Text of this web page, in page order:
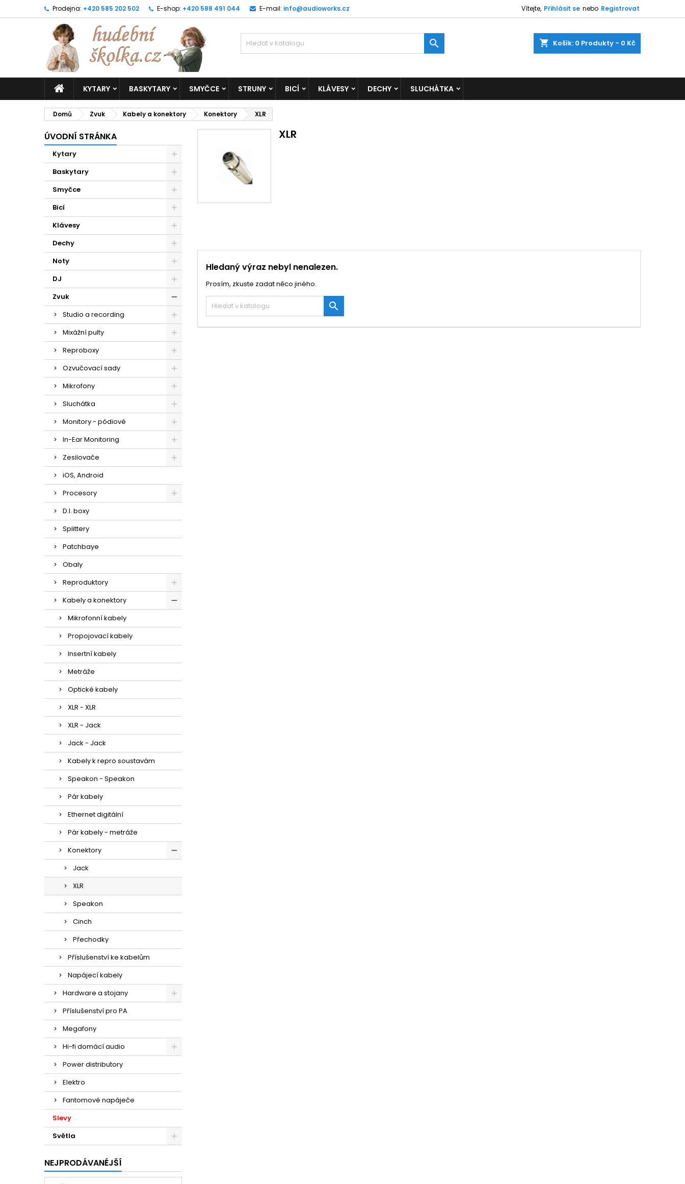
Prodejna: +420 585 202 502 E-shop: +420 588 491 044 E-mail: info@audioworks.cz Vítejte, Přihlásit se nebo Registrovat
shopping_cart Košík: 0 Produkty - 0 Kč

KYTARY BASKYTARY SMYČCE STRUNY BICÍ KLÁVESY DECHY SLUCHÁTKA
Domů Zvuk Kabely a konektory Konektory XLR
ÚVODNÍ STRÁNKA
Kytary
Baskytary
Smyčce
Bicí
Klávesy
Dechy
Noty
DJ
Zvuk
Studio a recording
Mixážní pulty
Reproboxy
Ozvučovací sady
Mikrofony
Sluchátka
Monitory - pódiové
In-Ear Monitoring
Zesilovače
iOS, Android
Procesory
D.I. boxy
Splittery
Patchbaye
Obaly
Reproduktory
Kabely a konektory
Mikrofonní kabely
Propojovací kabely
Insertní kabely
Metráže
Optické kabely
XLR - XLR
XLR - Jack
Jack - Jack
Kabely k repro soustavám
Speakon - Speakon
Pár kabely
Ethernet digitální
Pár kabely - metráže
Konektory
Jack
XLR
Speakon
Cinch
Přechodky
Příslušenství ke kabelům
Napájecí kabely
Hardware a stojany
Příslušenství pro PA
Megafony
Hi-fi domácí audio
Power distributory
Elektro
Fantomové napáječe
Slevy
Světla
NEJPRODÁVANÉJŠÍ
XLR
Hledaný výraz nebyl nenalezen.
Prosím, zkuste zadat něco jiného.
